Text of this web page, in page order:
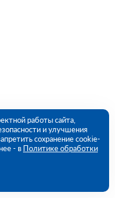
работы сайта,
и улучшения
сохранение cookie-
- в Политике обработки